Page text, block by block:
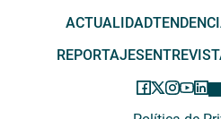
ACTUALIDAD
REPORTAJES